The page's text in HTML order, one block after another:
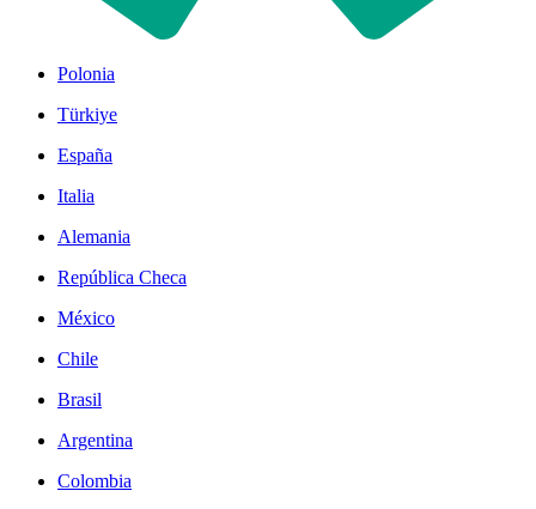
Polonia
Türkiye
España
Italia
Alemania
República Checa
México
Chile
Brasil
Argentina
Colombia